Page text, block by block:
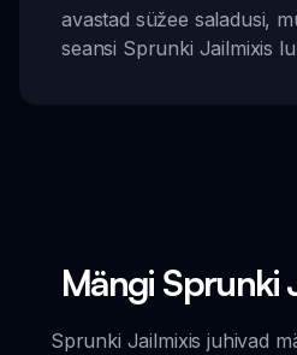
avastad süžee saladusi,
seansi Sprunki Jailmixis
Mängi Sprunki
Sprunki Jailmixis juhivad